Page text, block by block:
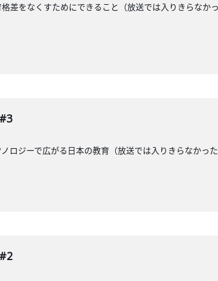
差をなくすためにできること（放送では入りきらなか
ジーで広がる日本の教育（放送では入りきらなかっ